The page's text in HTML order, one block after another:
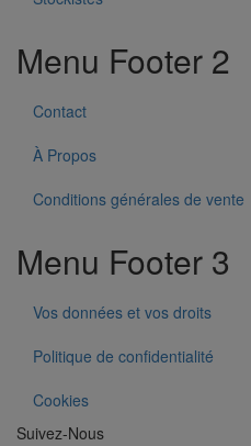
Menu Footer 2
Contact
À Propos
Conditions générales de vente
Menu Footer 3
Vos données et vos droits
Politique de confidentialité
Cookies
Suivez-Nous